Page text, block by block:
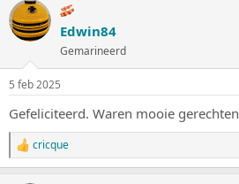
r
d
e
i
n
g
e
n
:
Edwin84
Gemarineerd
5 feb 2025
Gefeliciteerd. Waren mooie gerechten
W
a
cricque